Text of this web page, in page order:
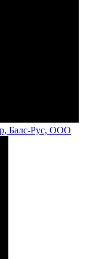
Балс-Рус, ООО